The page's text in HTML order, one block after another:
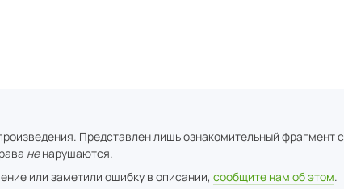
Представлен лишь ознакомительный фрагмент с
ненарушаются.
или заметили ошибку в описании, сообщите нам об этом.